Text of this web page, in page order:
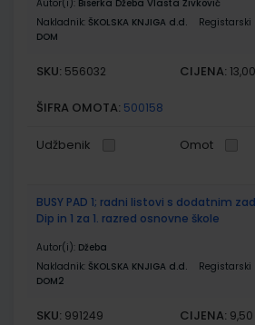
Autor(i): Biserka Džeba Vlasta Živković
Nakladnik: ŠKOLSKA KNJIGA d.d.
DOM
SKU: 556032 CIJENA:
ŠIFRA OMOTA: 500158
Udžbenik Omot
BUSY PAD 1; radni listovi s dodatnim
Dip in 1 za 1. razred osnovne škole
Autor(i): Džeba
Nakladnik: ŠKOLSKA KNJIGA d.d.
DOM2
SKU: 991249 CIJENA: